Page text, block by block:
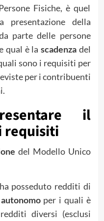
Fisiche, è quel
presentazione della
parte delle persone
qual è la scadenzadel
sono i requisiti per
per i contribuenti
il
requisiti
del Modello Unico
posseduto redditi di
per i quali è
diversi (esclusi